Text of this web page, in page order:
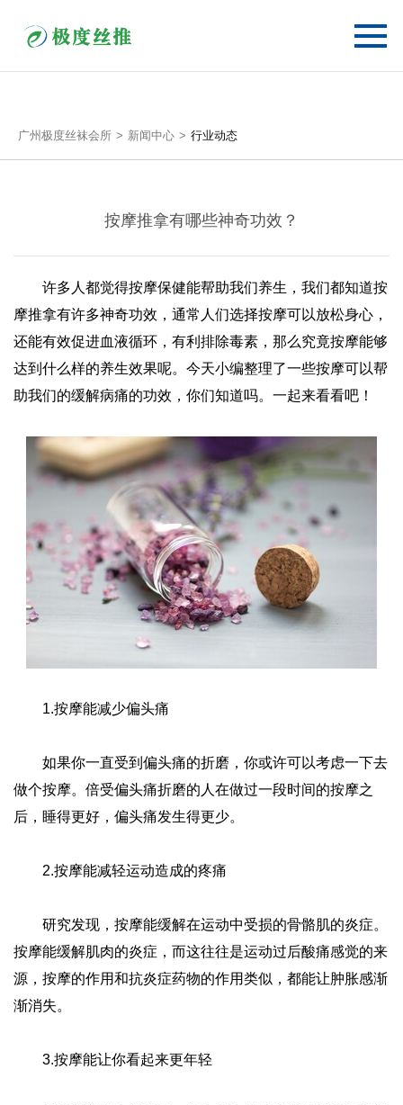
广州极度丝袜会所 新闻中心 行业动态
按摩推拿有哪些神奇功效？
许多人都觉得按摩保健能帮助我们养生，我们都知道按
摩推拿有许多神奇功效，通常人们选择按摩可以放松身心，
还能有效促进血液循环，有利排除毒素，那么究竟按摩能够
达到什么样的养生效果呢。今天小编整理了一些按摩可以帮
助我们的缓解病痛的功效，你们知道吗。一起来看看吧！
1.按摩能减少偏头痛
如果你一直受到偏头痛的折磨，你或许可以考虑一下去
做个按摩。倍受偏头痛折磨的人在做过一段时间的按摩之
后，睡得更好，偏头痛发生得更少。
2.按摩能减轻运动造成的疼痛
研究发现，按摩能缓解在运动中受损的骨骼肌的炎症。
按摩能缓解肌肉的炎症，而这往往是运动过后酸痛感觉的来
源，按摩的作用和抗炎症药物的作用类似，都能让肿胀感渐
渐消失。
3.按摩能让你看起来更年轻